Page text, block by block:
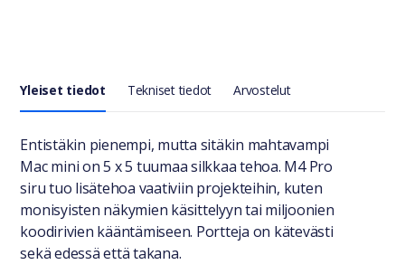
Yleiset tiedot Tekniset tiedot Arvostelut
Yleiset tiedot
Entistäkin pienempi, mutta sitäkin mahtavampi
Mac mini on 5 x 5 tuumaa silkkaa tehoa. M4 Pro
siru tuo lisätehoa vaativiin projekteihin, kuten
monisyisten näkymien käsittelyyn tai miljoonien
koodirivien kääntämiseen. Portteja on kätevästi
sekä edessä että takana.